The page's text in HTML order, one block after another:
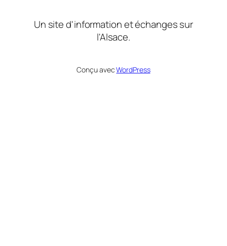
Un site d'information et échanges sur
l'Alsace.
Conçu avecWordPress